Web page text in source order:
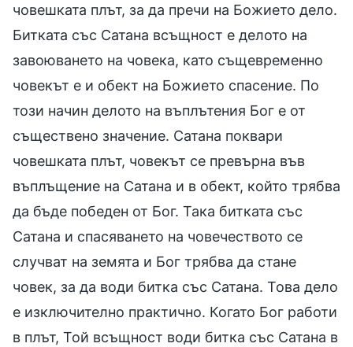
човешката плът, за да пречи на Божието дело.
Битката със Сатана всъщност е делото на
завоюването на човека, като същевременно
човекът е и обект на Божието спасение. По
този начин делото на въплътения Бог е от
съществено значение. Сатана поквари
човешката плът, човекът се превърна във
въплъщение на Сатана и в обект, който трябва
да бъде победен от Бог. Така битката със
Сатана и спасяването на човечеството се
случват на земята и Бог трябва да стане
човек, за да води битка със Сатана. Това дело
е изключително практично. Когато Бог работи
в плът, Той всъщност води битка със Сатана в